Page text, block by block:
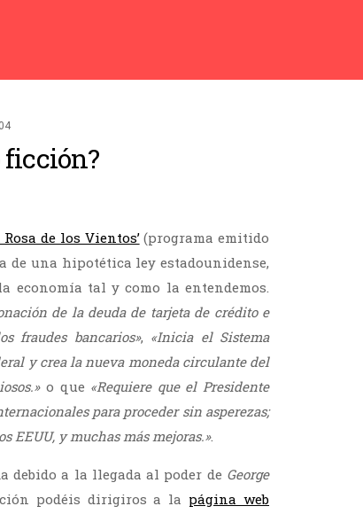
ficción?
Rosa de los Vientos’(programa emitido
de una hipotética ley estadounidense,
economía tal y como la entendemos.
de la deuda de tarjeta de crédito e
fraudes bancarios», «Inicia el Sistema
y crea la nueva moneda circulante del
o que «Requiere que el Presidente
para proceder sin asperezas;
EEUU, y muchas más mejoras.».
debido a la llegada al poder de George
podéis dirigiros a la página web